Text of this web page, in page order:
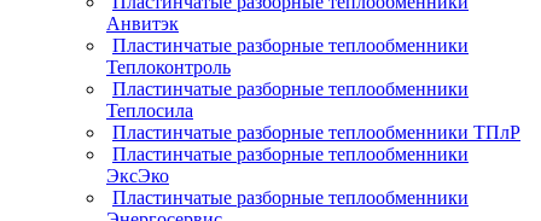
Анвитэк
Пластинчатые разборные теплообменники
Теплоконтроль
Пластинчатые разборные теплообменники
Теплосила
Пластинчатые разборные теплообменники ТПлР
Пластинчатые разборные теплообменники
ЭксЭко
Пластинчатые разборные теплообменники